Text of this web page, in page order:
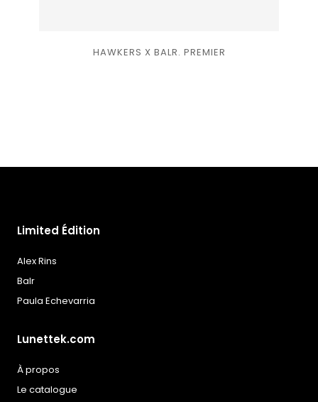
HAWKERS X BALR. PREMIER
à la
Limited Édition
Alex Rins
Balr
Paula Echevarria
Lunettek.com
À propos
Le catalogue